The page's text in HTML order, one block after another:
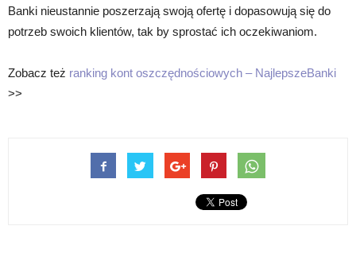
Banki nieustannie poszerzają swoją ofertę i dopasowują się do
potrzeb swoich klientów, tak by sprostać ich oczekiwaniom.
Zobacz też ranking kont oszczędnościowych – NajlepszeBanki
>>